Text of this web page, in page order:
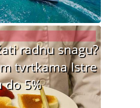
radnu snagu?
tvrtkama Istre
do 5%